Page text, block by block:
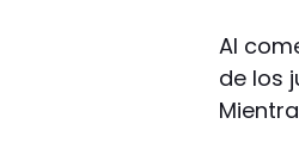
Al
de los